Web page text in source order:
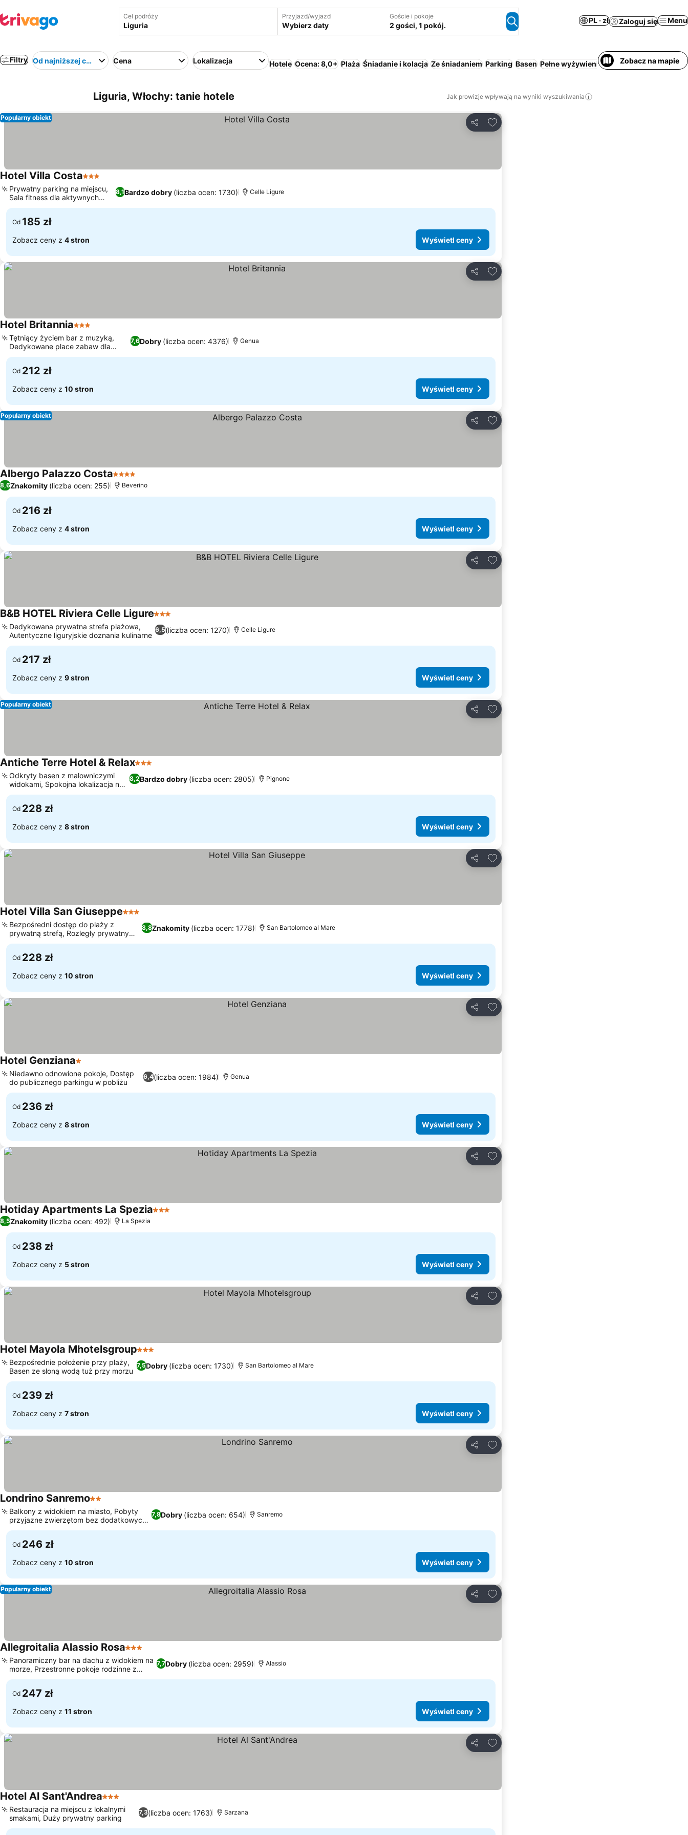
Cel podróży Przyjazd/wyjazd
Wybierz daty
Goście i pokoje
2 gości, 1 pokój.
PL · zł Zaloguj się Menu
Filtry Od najniższej ceny Cena Lokalizacja Hotele Ocena: 8,0+ Plaża Śniadanie i kolacja Ze śniadaniem Parking Basen Pełne wyżywienie Aparthotel Przyjazny
Zobacz na mapie
Liguria, Włochy: tanie hotele Jak prowizje wpływają na wyniki wyszukiwania
Udostępnij
Dodaj do ulubionych
Popularny obiekt
Hotel Villa Costa3 Kategoria
8,1Bardzo dobry (liczba ocen: 1730)
Prywatny parking na miejscu,
Sala fitness dla aktywnych
gości
Celle Ligure
Od 185 zł
Zobacz ceny z 4 stron Wyświetl ceny
Udostępnij
Dodaj do ulubionych
Hotel Britannia3 Kategoria
7,6Dobry (liczba ocen: 4376)
Tętniący życiem bar z muzyką,
Dedykowane place zabaw dla
dzieci
Genua
Od 212 zł
Zobacz ceny z 10 stron Wyświetl ceny
Udostępnij
Dodaj do ulubionych
Popularny obiekt
Albergo Palazzo Costa4 Kategoria
8,6Znakomity (liczba ocen: 255) Beverino
Od 216 zł
Zobacz ceny z 4 stron Wyświetl ceny
Udostępnij
Dodaj do ulubionych
B&B HOTEL Riviera Celle Ligure3 Kategoria
6,5(liczba ocen: 1270)
Dedykowana prywatna strefa plażowa,
Autentyczne liguryjskie doznania kulinarne
Celle Ligure
Od 217 zł
Zobacz ceny z 9 stron Wyświetl ceny
Udostępnij
Dodaj do ulubionych
Popularny obiekt
Antiche Terre Hotel & Relax3 Kategoria
8,2Bardzo dobry (liczba ocen: 2805)
Odkryty basen z malowniczymi
widokami, Spokojna lokalizacja na
wzgórzu
Pignone
Od 228 zł
Zobacz ceny z 8 stron Wyświetl ceny
Udostępnij
Dodaj do ulubionych
Hotel Villa San Giuseppe3 Kategoria
8,8Znakomity (liczba ocen: 1778)
Bezpośredni dostęp do plaży z
prywatną strefą, Rozległy prywatny
parking i garaż
San Bartolomeo al Mare
Od 228 zł
Zobacz ceny z 10 stron Wyświetl ceny
Udostępnij
Dodaj do ulubionych
Hotel Genziana1 Kategoria
6,4(liczba ocen: 1984)
Niedawno odnowione pokoje, Dostęp
do publicznego parkingu w pobliżu
Genua
Od 236 zł
Zobacz ceny z 8 stron Wyświetl ceny
Udostępnij
Dodaj do ulubionych
Hotiday Apartments La Spezia3 Kategoria
8,5Znakomity (liczba ocen: 492) La Spezia
Od 238 zł
Zobacz ceny z 5 stron Wyświetl ceny
Udostępnij
Dodaj do ulubionych
Hotel Mayola Mhotelsgroup3 Kategoria
7,5Dobry (liczba ocen: 1730)
Bezpośrednie położenie przy plaży,
Basen ze słoną wodą tuż przy morzu
San Bartolomeo al Mare
Od 239 zł
Zobacz ceny z 7 stron Wyświetl ceny
Udostępnij
Dodaj do ulubionych
Londrino Sanremo2 Kategoria
7,8Dobry (liczba ocen: 654)
Balkony z widokiem na miasto, Pobyty
przyjazne zwierzętom bez dodatkowych
opłat
Sanremo
Od 246 zł
Zobacz ceny z 10 stron Wyświetl ceny
Udostępnij
Dodaj do ulubionych
Popularny obiekt
Allegroitalia Alassio Rosa3 Kategoria
7,7Dobry (liczba ocen: 2959)
Panoramiczny bar na dachu z widokiem na
morze, Przestronne pokoje rodzinne z
balkonem
Alassio
Od 247 zł
Zobacz ceny z 11 stron Wyświetl ceny
Udostępnij
Dodaj do ulubionych
Hotel Al Sant'Andrea3 Kategoria
7,3(liczba ocen: 1763)
Restauracja na miejscu z lokalnymi
smakami, Duży prywatny parking
Sarzana